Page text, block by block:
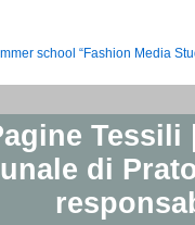
school “Fashion Media
di